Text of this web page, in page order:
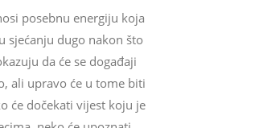
posebnu energiju koja
sjećanju dugo nakon što
da će se događaji
ali upravo će u tome biti
će dočekati vijest koju je